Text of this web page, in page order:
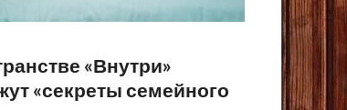
«Внутри»
«секреты семейного